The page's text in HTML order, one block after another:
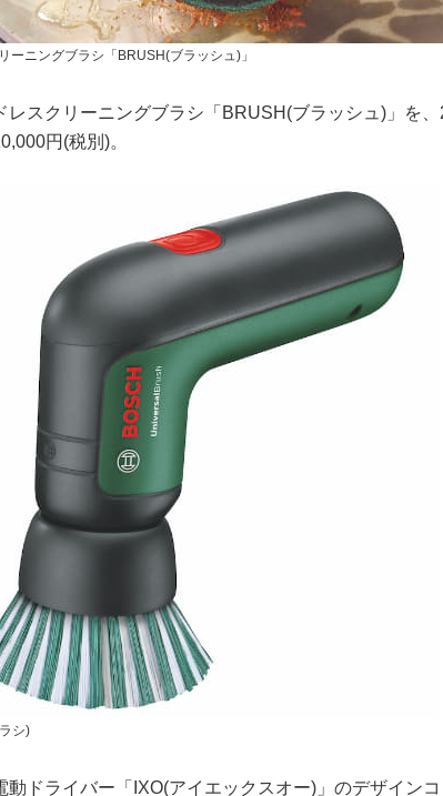
ーニングブラシ「BRUSH(ブラッシュ)」
レスクリーニングブラシ「BRUSH(ブラッシュ)」を、
円(税別)。
シ)
動ドライバー「IXO(アイエックスオー)」のデザインコ